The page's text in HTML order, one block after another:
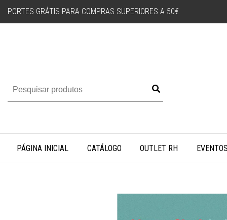
PORTES GRÁTIS PARA COMPRAS SUPERIORES A 50€
PÁGINA INICIAL CATÁLOGO OUTLET RH